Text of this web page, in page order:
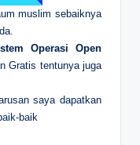
muslim sebaiknya
Operasi Open
Gratis tentunya juga
saya dapatkan
baik